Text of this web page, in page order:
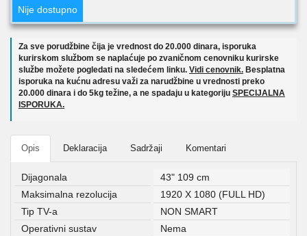
Nije dostupno
Za sve porudžbine čija je vrednost do 20.000 dinara, isporuka
kurirskom službom se naplaćuje po zvaničnom cenovniku kurirske
službe možete pogledati na sledećem linku. Vidi cenovnik. Besplatna
isporuka na kućnu adresu važi za narudžbine u vrednosti preko
20.000 dinara i do 5kg težine, a ne spadaju u kategoriju SPECIJALNA
ISPORUKA.
Opis Deklaracija Sadržaji Komentari
Dijagonala
43" 109 cm
Maksimalna rezolucija
1920 X 1080 (FULL HD)
Tip TV-a
NON SMART
Operativni sustav
Nema